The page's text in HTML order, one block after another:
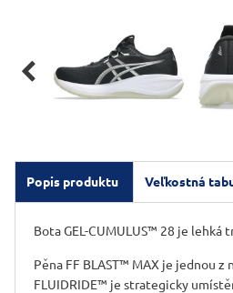

Popis produktu Veľkostná
Bota GEL-CUMULUS™ 28 je
Pěna FF BLAST™ MAX je jednou
FLUIDRIDE™ je strategicky